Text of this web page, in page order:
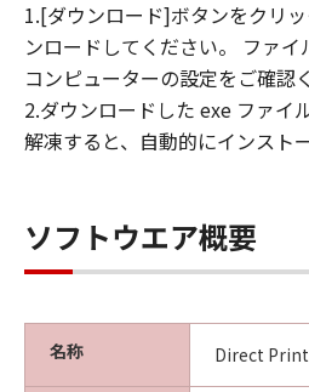
的財産権のいかなる権
るものではありません
所有権
「本ソフトウエア」及
ます。
保証
憶媒体に格納されて
1.[ダウンロード]ボタンをクリ
ンロードしてください。 ファ
コンピューターの設定をご確認
2.ダウンロードした exe ファイ
解凍すると、自動的にインスト
ソフトウエア概要
名称 Direct Print